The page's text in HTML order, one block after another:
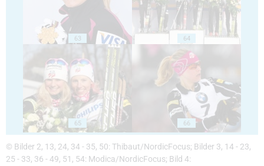
63 64
65 66
© Bilder 2, 13, 24, 34 - 35, 50: Thibaut/NordicFocus; Bilder 3, 14 - 23,
25 - 33, 36 - 49, 51, 54: Modica/NordicFocus; Bild 4: